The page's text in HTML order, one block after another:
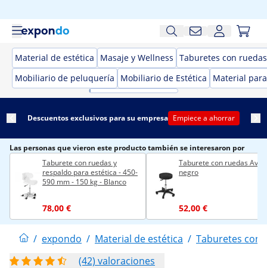
Material de estética Masaje y Wellness Taburetes con
Mobiliario de peluquería
Mobiliario de Estética Material
Descuentos exclusivos para su empresa Empiece a ahorrar
Las personas que vieron este producto también se interesaron por
Taburete con ruedas y
respaldo para estética - 450-
590 mm - 150 kg - Blanco
78,00 €
Taburete con ruedas
negro
52,00 €
/ expondo / Material de estética / Taburetes con
(42) valoraciones